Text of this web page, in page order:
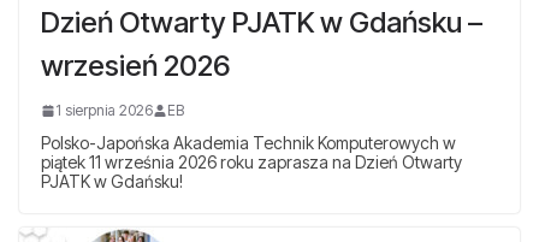
Dzień Otwarty PJATK w Gdańsku –
wrzesień 2026
1 sierpnia 2026 EB
Polsko-Japońska Akademia Technik Komputerowych w
piątek 11 września 2026 roku zaprasza na Dzień Otwarty
PJATK w Gdańsku!